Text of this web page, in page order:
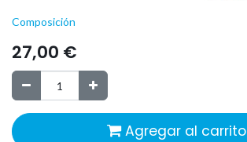
Composición
27,00 €
Agregar al carrito